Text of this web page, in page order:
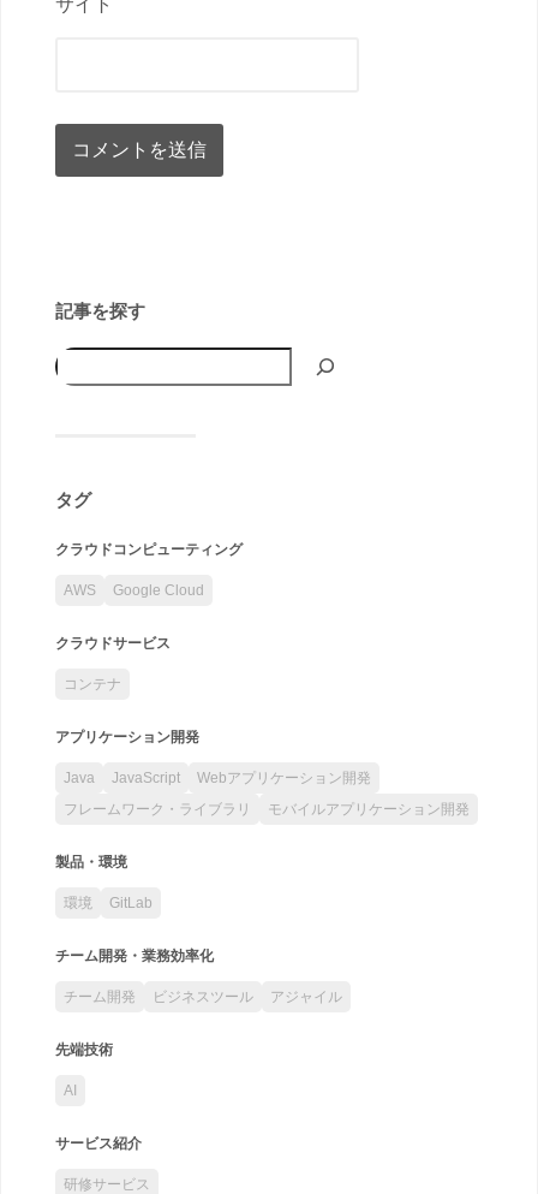
記事を探す
タグ
クラウドコンピューティング
AWS Google Cloud
クラウドサービス
コンテナ
アプリケーション開発
Java JavaScript
Webアプリケーション開発
フレームワーク・ライブラリ
モバイルアプリケーション開発
製品・環境
環境 GitLab
チーム開発・業務効率化
チーム開発 ビジネスツール アジャイル
先端技術
AI
サービス紹介
研修サービス